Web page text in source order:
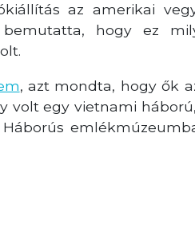
az amerikai
hogy ez
, azt mondta, hogy ők
egy vietnami